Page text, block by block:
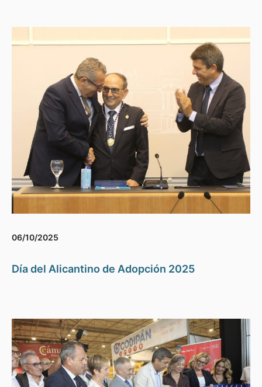
06/10/2025
Día del Alicantino de Adopción 2025